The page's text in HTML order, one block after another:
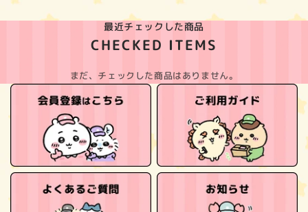
最近チェックした商品
CHECKED ITEMS
まだ、チェックした商品はありません。